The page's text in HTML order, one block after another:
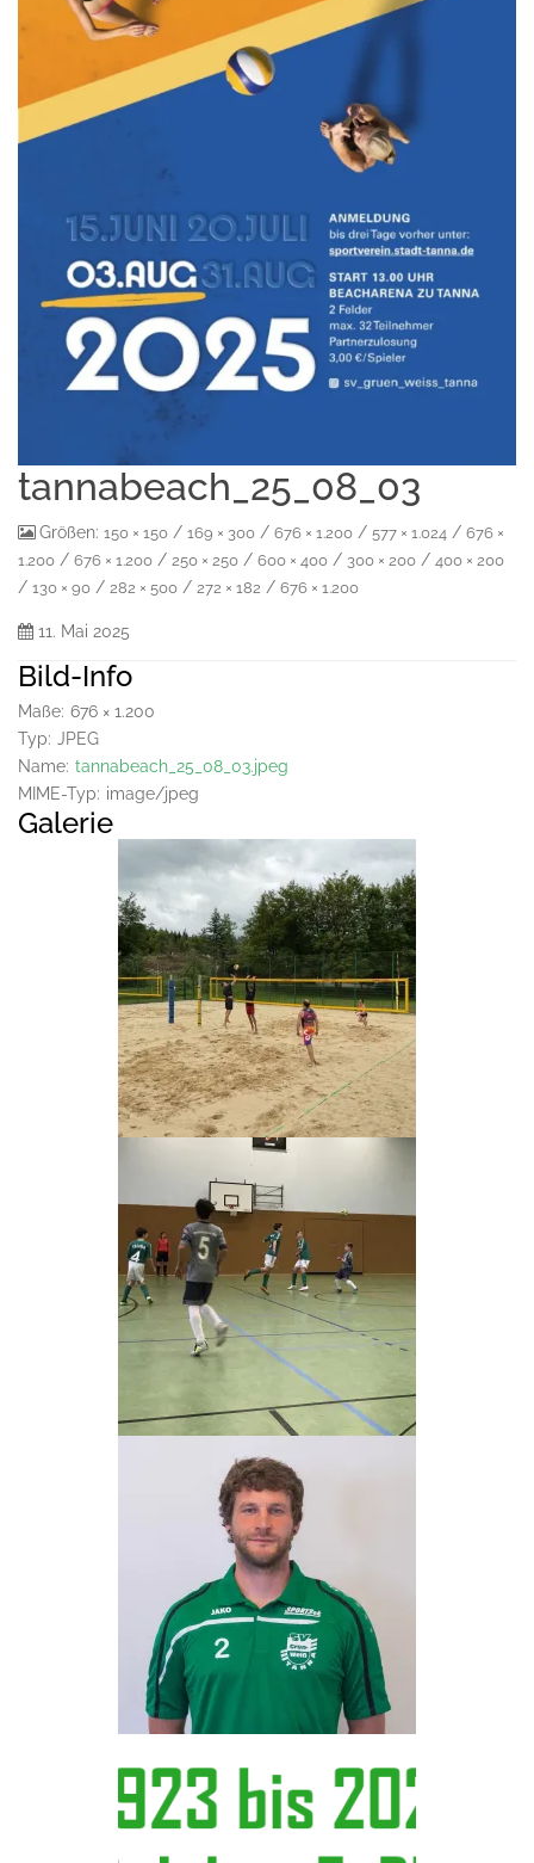
tannabeach_25_08_03
Größen: 150 × 150 / 169 × 300 / 676 × 1.200 / 577 × 1.024 / 676 ×
1.200 / 676 × 1.200 / 250 × 250 / 600 × 400 / 300 × 200 / 400 × 200
/ 130 × 90 / 282 × 500 / 272 × 182 / 676 × 1.200
11. Mai 2025
Bild-Info
Maße: 676 × 1.200
Typ: JPEG
Name: tannabeach_25_08_03.jpeg
MIME-Typ: image/jpeg
Galerie